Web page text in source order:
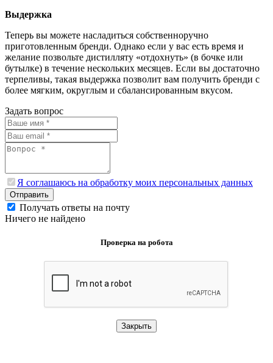
Выдержка
Теперь вы можете насладиться собственноручно
приготовленным бренди. Однако если у вас есть время и
желание позвольте дистилляту «отдохнуть» (в бочке или
бутылке) в течение нескольких месяцев. Если вы достаточно
терпеливы, такая выдержка позволит вам получить бренди с
более мягким, округлым и сбалансированным вкусом.
Задать вопрос
Я соглашаюсь на обработку моих персональных данных
Отправить
Получать ответы на почту
Ничего не найдено
Проверка на робота
Закрыть